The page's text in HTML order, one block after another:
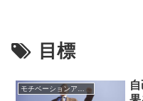
目標
モチベーションアップの方法